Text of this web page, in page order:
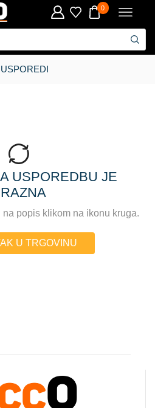
0
USPOREDI
USPOREDBU JE
popis klikom na ikonu kruga.
U TRGOVINU